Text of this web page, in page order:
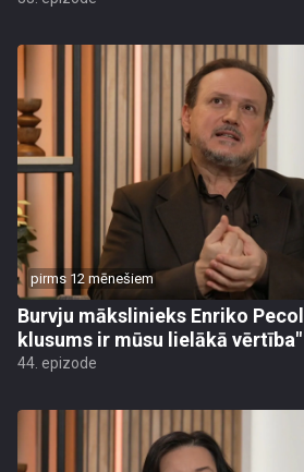
pirms 12 mēnešiem
Burvju mākslinieks Enriko
klusums ir mūsu lielākā vērtība"
44. epizode